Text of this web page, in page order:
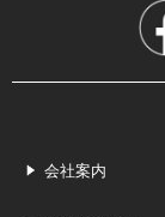
会社案内